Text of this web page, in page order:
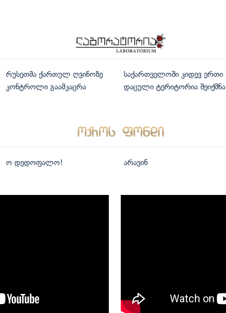
რუსეთმა ქართულ ღვინოზე
კონტროლი გაამკაცრა
საქართველოში კიდევ ერთი
დაცული ტერიტორია შეიქმნა
ო დედოფალო! არავინ